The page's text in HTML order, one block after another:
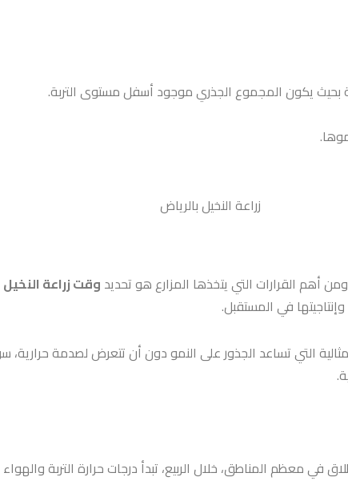
بحيث يكون المجموع الجذري موجود أسفل مستوى التربة.
أهم القرارات التي يتخذها المزارع هو تحديد وقت زراعة النخيل
في المستقبل.
التي تساعد الجذور على النمو دون أن تتعرض لصدمة
في معظم المناطق، خلال الربيع، تبدأ درجات حرارة التربة